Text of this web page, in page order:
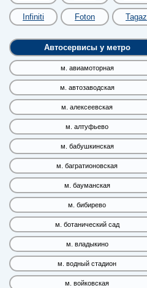
Infiniti Foton Tagaz
Автосервисы у метро
м. авиамоторная
м. автозаводская
м. алексеевская
м. алтуфьево
м. бабушкинская
м. багратионовская
м. бауманская
м. бибирево
м. ботанический сад
м. владыкино
м. водный стадион
м. войковская